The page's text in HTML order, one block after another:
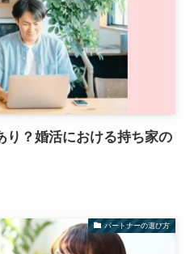
り？婚活における持ち家の
パートナーの選び方